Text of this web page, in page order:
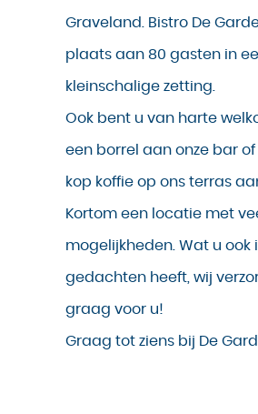
Graveland. Bistro De
plaats aan 80 gasten in
kleinschalige zetting.
Ook bent u van harte
een borrel aan onze bar of
kop koffie op ons terras
Kortom een locatie met
mogelijkheden. Wat u ook
gedachten heeft, wij
graag voor u!
Graag tot ziens bij De